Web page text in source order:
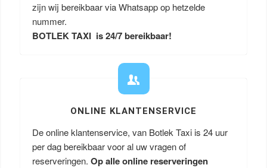
zijn wij bereikbaar via Whatsapp op hetzelde
nummer.
BOTLEK TAXI is 24/7 bereikbaar!
ONLINE KLANTENSERVICE
De online klantenservice, van Botlek Taxi is 24 uur
per dag bereikbaar voor al uw vragen of
reserveringen. Op alle online reserveringen